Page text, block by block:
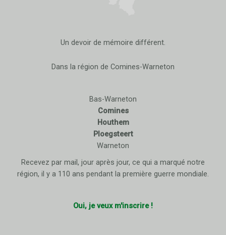
Un devoir de mémoire différent.
Dans la région de Comines-Warneton
Bas-Warneton
Comines
Houthem
Ploegsteert
Warneton
Recevez par mail, jour après jour, ce qui a marqué notre
région, il y a 110 ans pendant la première guerre mondiale.
Oui, je veux m'inscrire !